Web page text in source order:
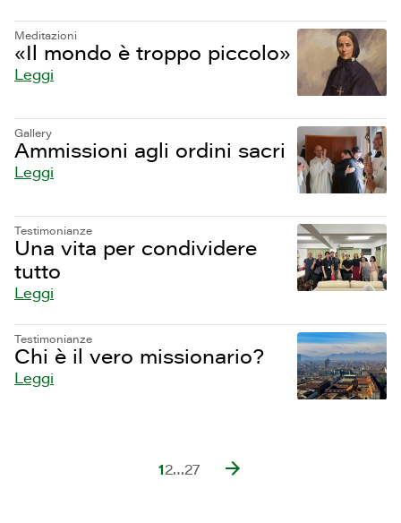
Meditazioni
«Il mondo è troppo piccolo»
Leggi
Gallery
Ammissioni agli ordini sacri
Leggi
Testimonianze
Una vita per condividere
tutto
Leggi
Testimonianze
Chi è il vero missionario?
Leggi
12…27